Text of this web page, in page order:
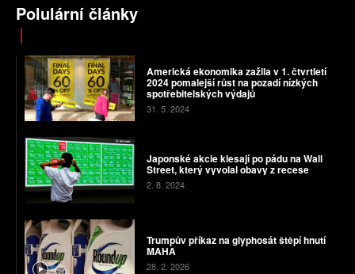
Polulární články
Americká ekonomika zažila v 1. čtvrtletí
2024 pomalejší růst na pozadí nízkých
spotřebitelských výdajů
31. 5. 2024
Japonské akcie klesají po pádu na Wall
Street, který vyvolal obavy z recese
2. 8. 2024
Trumpův příkaz na glyphosát štěpí hnutí
MAHA
28. 2. 2026